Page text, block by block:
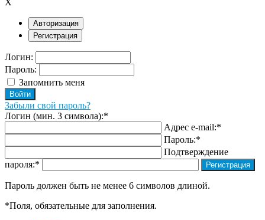
X
Авторизация
Регистрация
Логин:
Пароль:
Запомнить меня
Забыли свой пароль?
Логин (мин. 3 символа):*
Адрес e-mail:*
Пароль:*
Подтверждение
пароля:*
Пароль должен быть не менее 6 символов длиной.
*Поля, обязательные для заполнения.